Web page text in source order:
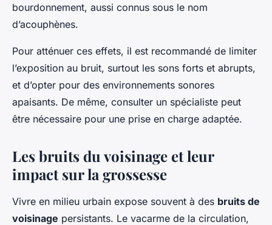
bourdonnement, aussi connus sous le nom
d’acouphènes.
Pour atténuer ces effets, il est recommandé de limiter
l’exposition au bruit, surtout les sons forts et abrupts,
et d’opter pour des environnements sonores
apaisants. De même, consulter un spécialiste peut
être nécessaire pour une prise en charge adaptée.
Les bruits du voisinage et leur
impact sur la grossesse
Vivre en milieu urbain expose souvent à des bruits de
voisinage persistants. Le vacarme de la circulation,